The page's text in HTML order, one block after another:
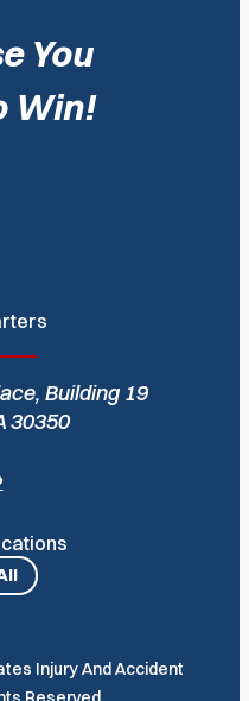
You
Win!
Building 19
30350
Injury And Accident